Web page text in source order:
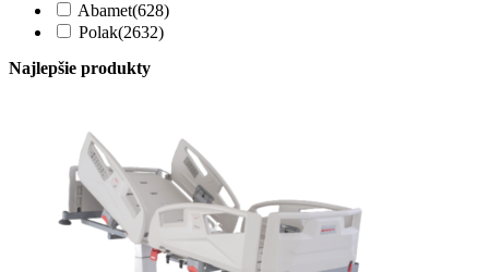
Abamet(628)
Polak(2632)
Najlepšie produkty